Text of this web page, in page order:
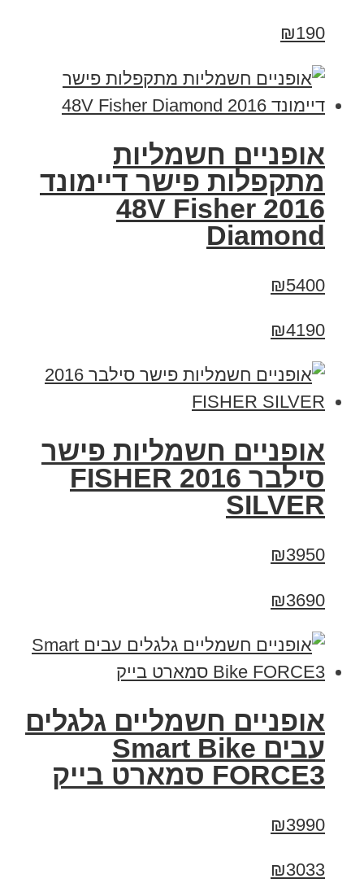
₪190
אופניים חשמליות
מתקפלות פישר דיימונד
2016 48V Fisher
Diamond
₪5400
₪4190
אופניים חשמליות פישר
סילבר 2016 FISHER
SILVER
₪3950
₪3690
אופניים חשמליים גלגלים
עבים Smart Bike
FORCE3 סמארט בייק
₪3990
₪3033